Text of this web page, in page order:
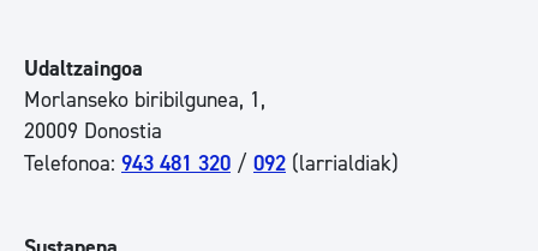
Udaltzaingoa
Morlanseko biribilgunea, 1,
20009 Donostia
Telefonoa: 943 481 320 / 092 (larrialdiak)